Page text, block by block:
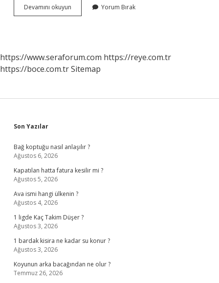
Devamını okuyun
Eti
Yorum Bırak
https://www.seraforum.com https://reye.com.tr
https://boce.com.trSitemap
Sidebar
Son Yazılar
Bağ koptuğu nasıl anlaşılır ?
Ağustos 6, 2026
Kapatılan hatta fatura kesilir mi ?
Ağustos 5, 2026
Ava ismi hangi ülkenin ?
Ağustos 4, 2026
1 ligde Kaç Takim Düşer ?
Ağustos 3, 2026
1 bardak kisira ne kadar su konur ?
Ağustos 3, 2026
Koyunun arka bacağından ne olur ?
Temmuz 26, 2026